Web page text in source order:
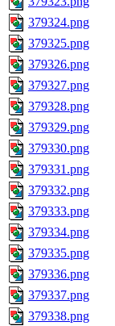
379324.png
379325.png
379326.png
379327.png
379328.png
379329.png
379330.png
379331.png
379332.png
379333.png
379334.png
379335.png
379336.png
379337.png
379338.png